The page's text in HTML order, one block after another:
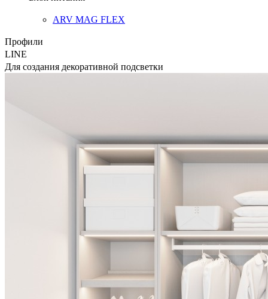
ARV MAG FLEX
Профили
LINE
Для создания декоративной подсветки